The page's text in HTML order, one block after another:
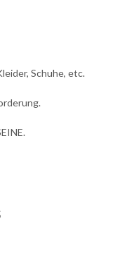
Schuhe, etc.